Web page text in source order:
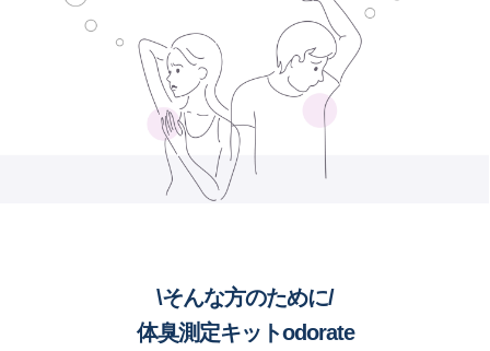
\そんな方のために/
体臭測定キットodorate